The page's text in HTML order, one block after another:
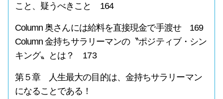
こと、疑うべきこと 164
Column 奥さんには給料を直接現金で手渡せ 169
Column 金持ちサラリーマンの〝ポジティブ・シン
キング〟とは？ 173
第５章 人生最大の目的は、金持ちサラリーマン
になることである！